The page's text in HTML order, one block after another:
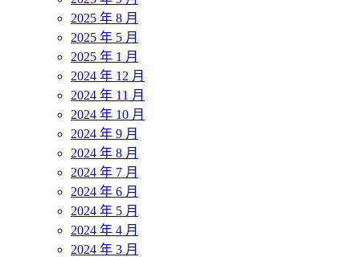
2025 年 8 月
2025 年 5 月
2025 年 1 月
2024 年 12 月
2024 年 11 月
2024 年 10 月
2024 年 9 月
2024 年 8 月
2024 年 7 月
2024 年 6 月
2024 年 5 月
2024 年 4 月
2024 年 3 月